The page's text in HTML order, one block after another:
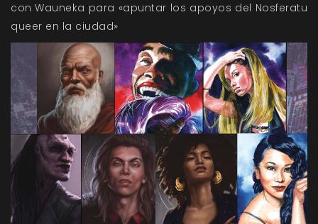
con Wauneka para «apuntar los apoyos del Nosferatu
queer en la ciudad»